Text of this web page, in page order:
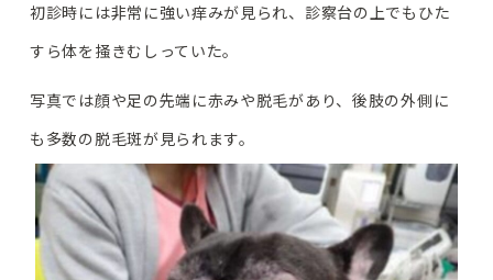
初診時には非常に強い痒みが見られ、診察台の上でもひた
すら体を掻きむしっていた。
写真では顔や足の先端に赤みや脱毛があり、後肢の外側に
も多数の脱毛斑が見られます。